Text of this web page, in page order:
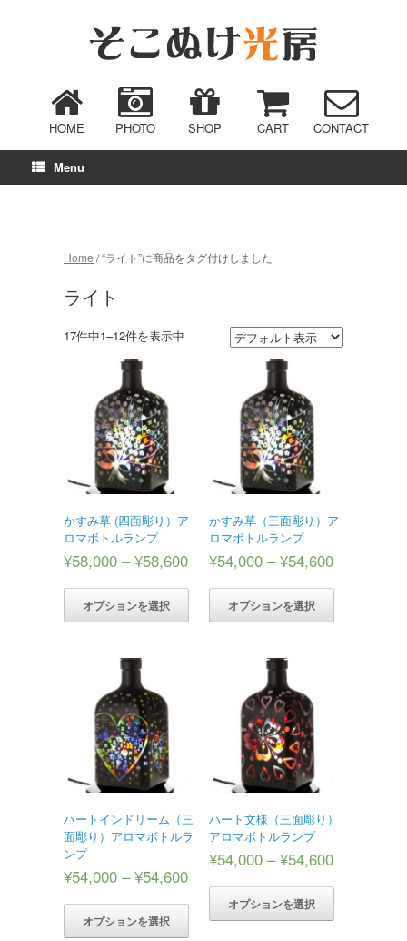
HOME PHOTO SHOP CART CONTACT
Menu
Home / “ライト”に商品をタグ付けしました
ライト
17件中1–12件を表示中
かすみ草 (四面彫り）ア
ロマボトルランプ
¥58,000 –¥58,600
オプションを選択
かすみ草（三面彫り）ア
ロマボトルランプ
¥54,000 –¥54,600
オプションを選択
ハートインドリーム（三
面彫り）アロマボトルラ
ンプ
¥54,000 –¥54,600
オプションを選択
ハート文様（三面彫り）
アロマボトルランプ
¥54,000 –¥54,600
オプションを選択